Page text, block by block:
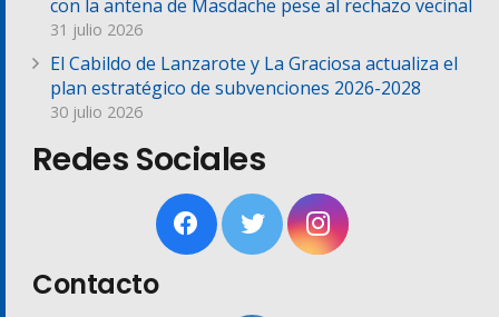
con la antena de Masdache pese al rechazo vecinal
31 julio 2026
El Cabildo de Lanzarote y La Graciosa actualiza el
plan estratégico de subvenciones 2026-2028
30 julio 2026
Redes Sociales
Contacto